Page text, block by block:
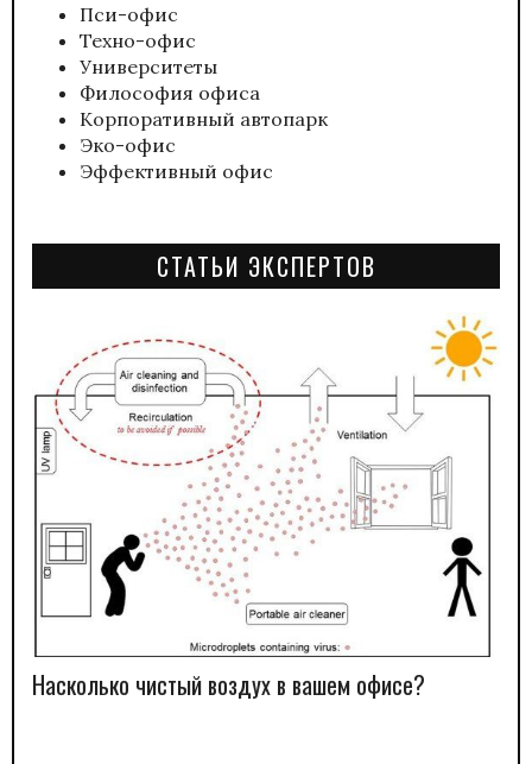
Пси-офис
Техно-офис
Университеты
Философия офиса
Корпоративный автопарк
Эко-офис
Эффективный офис
СТАТЬИ ЭКСПЕРТОВ
Насколько чистый воздух в вашем офисе?